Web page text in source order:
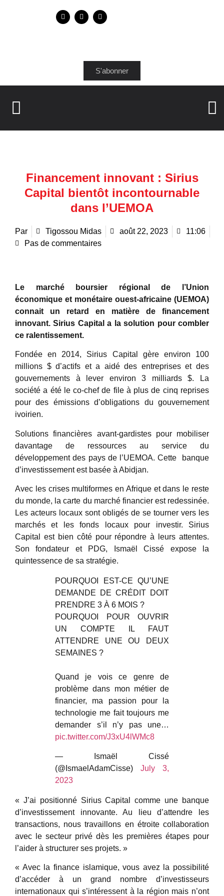
S'abonner
Financement innovant : Sirius
Capital bientôt incontournable
dans l’UEMOA
Par Tigossou Midas août 22, 2023
11:06
Pas de commentaires
Le marché boursier régional de l’Union
économique et monétaire ouest-africaine (UEMOA)
connait un retard en matière de financement
innovant. Sirius Capital a la solution pour combler
ce ralentissement.
Fondée en 2014, Sirius Capital gère environ 100
millions $ d’actifs et a aidé des entreprises et des
gouvernements à lever environ 3 milliards $. La
société a été le co-chef de file à plus de cinq reprises
pour des émissions d’obligations du gouvernement
ivoirien.
Solutions financières avant-gardistes pour mobiliser
davantage de ressources au service du
développement des pays de l’UEMOA. Cette banque
d’investissement est basée à Abidjan.
Avec les crises multiformes en Afrique et dans le reste
du monde, la carte du marché financier est redessinée.
Les acteurs locaux sont obligés de se tourner vers les
marchés et les fonds locaux pour investir. Sirius
Capital est bien côté pour répondre à leurs attentes.
Son fondateur et PDG, Ismaël Cissé expose la
quintessence de sa stratégie.
POURQUOI EST-CE QU’UNE
DEMANDE DE CRÉDIT DOIT
PRENDRE 3 À 6 MOIS ?
POURQUOI POUR OUVRIR
UN COMPTE IL FAUT
ATTENDRE UNE OU DEUX
SEMAINES ?
Quand je vois ce genre de
problème dans mon métier de
financier, ma passion pour la
technologie me fait toujours me
demander s’il n’y pas une…
pic.twitter.com/J3xU4lWMc8
— Ismaël Cissé
(@IsmaelAdamCisse) July 3,
2023
« J’ai positionné Sirius Capital comme une banque
d’investissement innovante. Au lieu d’attendre les
transactions, nous travaillons en étroite collaboration
avec le secteur privé dès les premières étapes pour
l’aider à structurer ses projets. »
« Avec la finance islamique, vous avez la possibilité
d’accéder à un grand nombre d’investisseurs
internationaux qui s’intéressent à la région mais n’ont